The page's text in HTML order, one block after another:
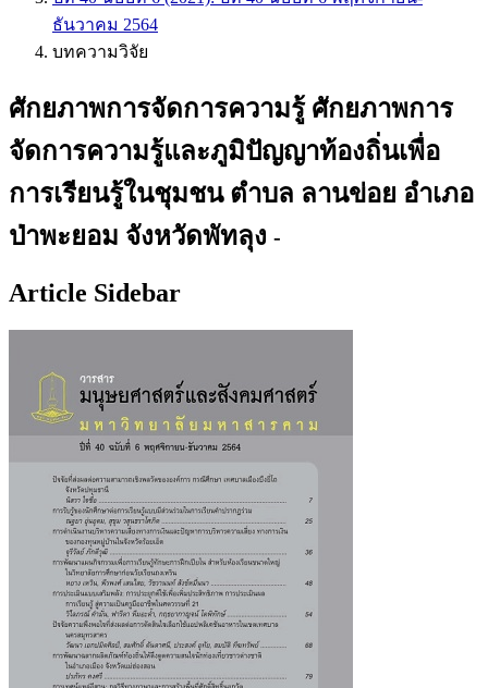
ธันวาคม 2564
บทความวิจัย
ศักยภาพการจัดการความรู้ ศักยภาพการ
จัดการความรู้และภูมิปัญญาท้องถิ่นเพื่อ
การเรียนรู้ในชุมชน ตำบล ลานข่อย อำเภอ
ป่าพะยอม จังหวัดพัทลุง -
Article Sidebar